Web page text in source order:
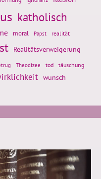
katholisch
moral Papst realität
Realitätsverweigerung
Theodizee tod täuschung
wunsch